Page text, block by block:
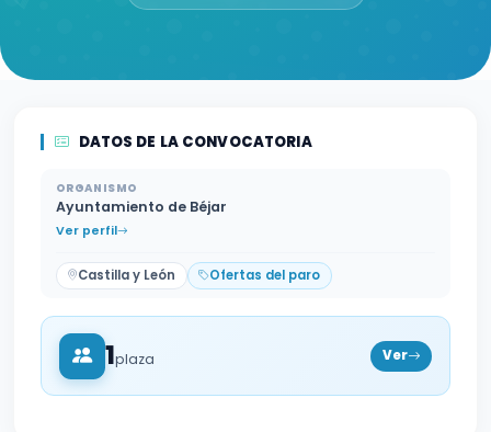
DATOS DE LA CONVOCATORIA
ORGANISMO
Ayuntamiento de Béjar
Ver perfil
Castilla y León Ofertas del paro
1plaza Ver